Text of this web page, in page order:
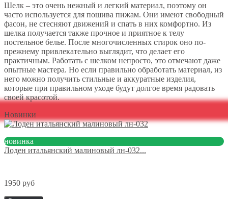
Шелк – это очень нежный и легкий материал, поэтому он
часто используется для пошива пижам. Они имеют свободный
фасон, не стесняют движений и спать в них комфортно. Из
шелка получается также прочное и приятное к телу
постельное белье. После многочисленных стирок оно по-
прежнему привлекательно выглядит, что делает его
практичным. Работать с шелком непросто, это отмечают даже
опытные мастера. Но если правильно обработать материал, из
него можно получить стильные и аккуратные изделия,
которые при правильном уходе будут долгое время радовать
своей красотой.
Новинки
новинка
Лоден итальянский малиновый лн-032...
1950 руб